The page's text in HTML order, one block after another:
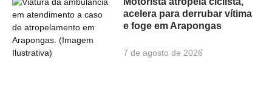
acelera para derrubar vítima
e foge em Arapongas
7 de agosto de 2026